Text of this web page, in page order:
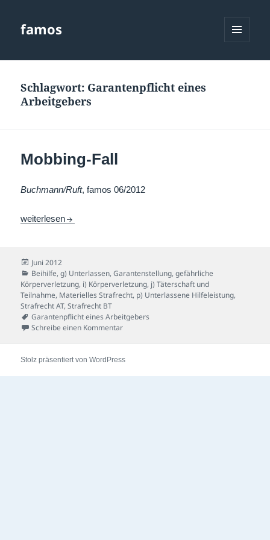
famos
Schlagwort: Garantenpflicht eines
Arbeitgebers
Mobbing-Fall
Buchmann/Ruft, famos 06/2012
Mobbing-Fall
weiterlesen
Veröffentlicht
am
Juni 2012
Kategorien
Beihilfe,g) Unterlassen,Garantenstellung,gefährliche
Körperverletzung, i) Körperverletzung, j) Täterschaft und
Teilnahme, Materielles Strafrecht, p) Unterlassene Hilfeleistung,
Strafrecht AT,Strafrecht BT
Schlagwörter
Garantenpflicht eines Arbeitgebers
Schreibe einen Kommentarzu Mobbing-Fall
Stolz präsentiert von WordPress